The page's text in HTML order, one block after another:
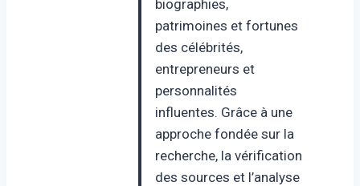
biographies,
patrimoines et fortunes
des célébrités,
entrepreneurs et
personnalités
influentes. Grâce à une
approche fondée sur la
recherche, la vérification
des sources et l’analyse